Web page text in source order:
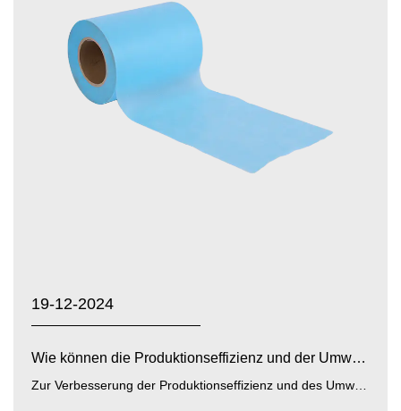
19-12-2024
Wie können die Produktionseffizienz und der Umweltschut...